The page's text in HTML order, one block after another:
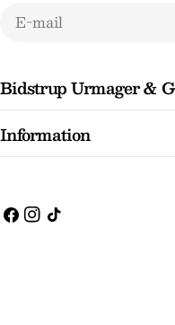
Bidstrup Urmager &
Information
E-
Facebook
Instagram
TikTok